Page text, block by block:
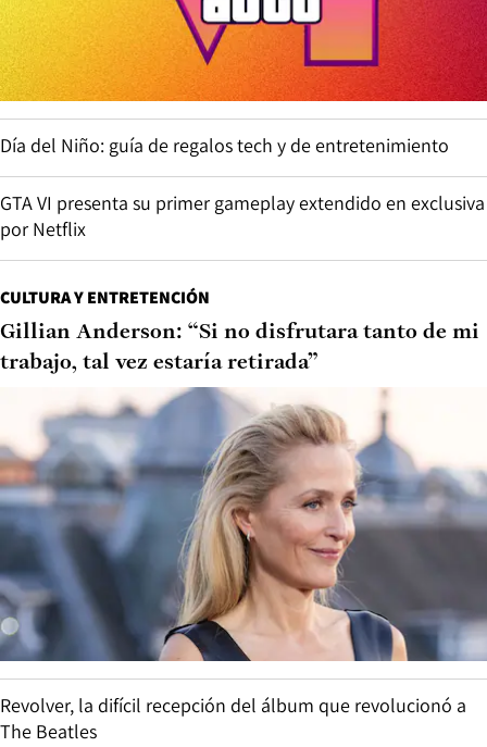
Día del Niño: guía de regalos tech y de entretenimiento
GTA VI presenta su primer gameplay extendido en exclusiva
por Netflix
CULTURA Y ENTRETENCIÓN
Gillian Anderson: “Si no disfrutara tanto de mi
trabajo, tal vez estaría retirada”
Revolver, la difícil recepción del álbum que revolucionó a
The Beatles